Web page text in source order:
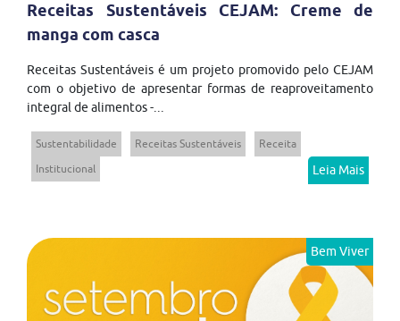
Receitas Sustentáveis CEJAM: Creme de
manga com casca
Receitas Sustentáveis é um projeto promovido pelo CEJAM
com o objetivo de apresentar formas de reaproveitamento
integral de alimentos -...
Sustentabilidade Receitas Sustentáveis
Receita
Institucional
Leia Mais
Bem Viver